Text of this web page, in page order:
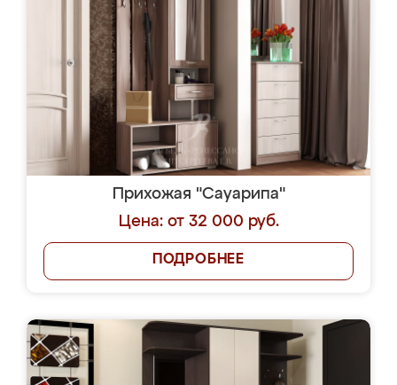
Прихожая "Сауарипа"
Цена: от 32 000 руб.
ПОДРОБНЕЕ